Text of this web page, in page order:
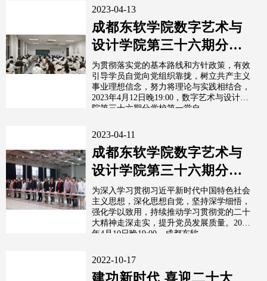
2023-04-13
成都东软学院数字艺术与
设计学院第三十六期分党
校 第一堂自主讨论课
为贯彻落实党的基本路线和方针政策，有效
引导学员自觉向党组织靠拢，树立共产主义
事业理想信念，努力将理论与实践相结合，
2023年4月12日晚19:00，数字艺术与设计学
院第三十六期分党校第一堂自...
2023-04-11
成都东软学院数字艺术与
设计学院第三十六期分党
校 开班典礼暨第一堂党课
为深入学习贯彻习近平新时代中国特色社会
主义思想，深化思想自觉，坚持深学细悟，
强化学以致用，持续推动学习贯彻党的二十
大精神走深走实，提升党员发展质量。2023
年4月10日晚19:00，成都东软...
2022-10-17
建功新时代 喜迎二十大